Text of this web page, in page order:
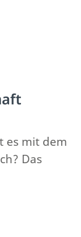
es mit dem
Das